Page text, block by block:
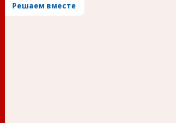
Решаем вместе